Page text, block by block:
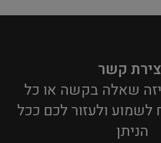
קשר
שאלה בקשה או כל
ולעזור לכם ככל
הניתן​